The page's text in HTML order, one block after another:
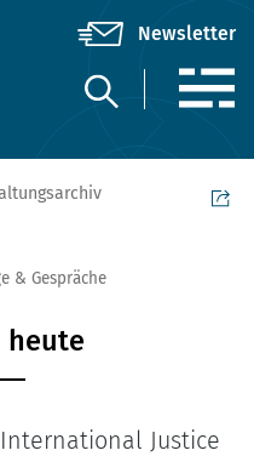
& Gespräche
heute
Justice